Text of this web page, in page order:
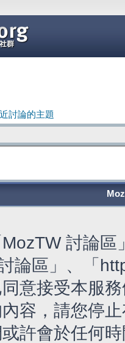
討論的主題
討論
討論區」、「
意接受本服
容，請您停
許會於任何